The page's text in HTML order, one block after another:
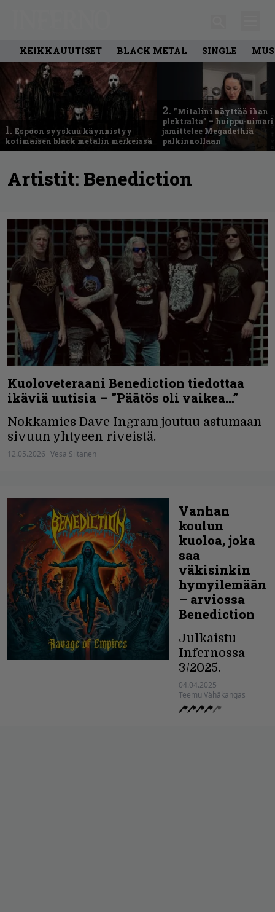
KEIKKAUUTISET BLACK METAL SINGLE
1. Espoon syyskuu käynnistyy
kotimaisen black metalin merkeissä
2. ”Mitalini näyttää ihan
plektralta” – huippu-uimari
jamittelee Megadethiä
palkinnollaan
Artistit: Benediction
Kuoloveteraani Benediction tiedottaa
ikäviä uutisia – ”Päätös oli vaikea…”
Nokkamies Dave Ingram joutuu astumaan
sivuun yhtyeen riveistä.
12.05.2026 Vesa Siltanen
Vanhan
koulun
kuoloa, joka
saa
väkisinkin
hymyilemään
– arviossa
Benediction
Julkaistu
Infernossa
3/2025.
04.04.2025
Teemu Vähäkangas